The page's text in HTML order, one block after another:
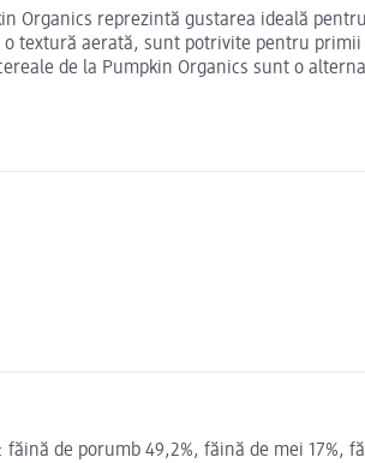
Organics reprezintă gustarea ideală
textură aerată, sunt potrivite pentru
de la Pumpkin Organics sunt o
de porumb 49,2%, făină de mei 17%,